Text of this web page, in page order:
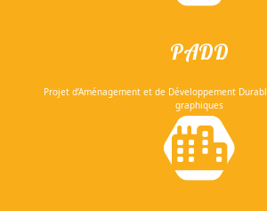
PADD
Projet d’Aménagement et de Développement
graphiques